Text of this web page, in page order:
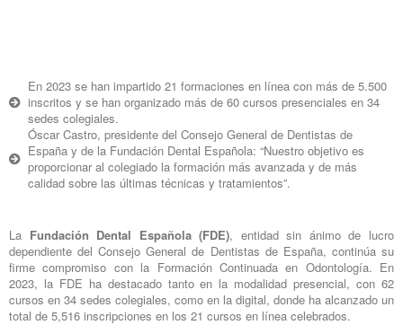
En 2023 se han impartido 21 formaciones en línea con más de 5.500
inscritos y se han organizado más de 60 cursos presenciales en 34
sedes colegiales.
Óscar Castro, presidente del Consejo General de Dentistas de
España y de la Fundación Dental Española: “Nuestro objetivo es
proporcionar al colegiado la formación más avanzada y de más
calidad sobre las últimas técnicas y tratamientos”.
La Fundación Dental Española (FDE), entidad sin ánimo de lucro
dependiente del Consejo General de Dentistas de España, continúa su
firme compromiso con la Formación Continuada en Odontología. En
2023, la FDE ha destacado tanto en la modalidad presencial, con 62
cursos en 34 sedes colegiales, como en la digital, donde ha alcanzado un
total de 5,516 inscripciones en los 21 cursos en línea celebrados.